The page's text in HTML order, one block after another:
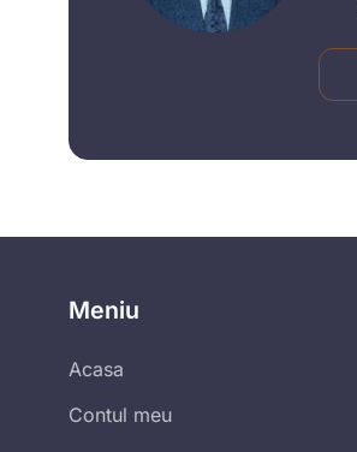
Meniu
Acasa
Contul meu